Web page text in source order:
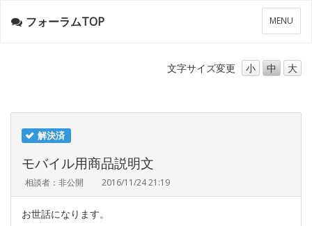
メ
ニ
ー
MENU
フォーラムTOP
文字サイズ変更 小 中 大
解決済
モバイル用商品説明文
相談者：非公開 2016/11/24 21:19
お世話になります。